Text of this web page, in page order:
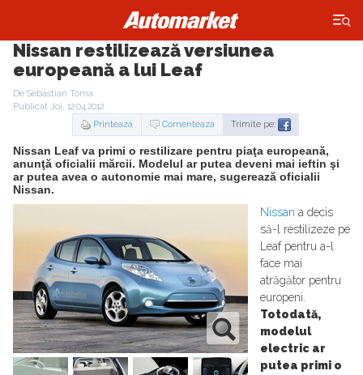
×
Nissan restilizează versiunea
europeană a lui Leaf
De Sebastian Toma
Publicat Joi, 12.04.2012
Printeaza
Comenteaza Trimite pe:
Nissan Leaf va primi o restilizare pentru piaţa europeană,
anunţă oficialii mărcii. Modelul ar putea deveni mai ieftin şi
ar putea avea o autonomie mai mare, sugerează oficialii
Nissan.
Nissan a decis
să-l restilizeze pe
Leaf pentru a-l
face mai
atrăgător pentru
europeni.
Totodată,
modelul
electric ar
putea primi o